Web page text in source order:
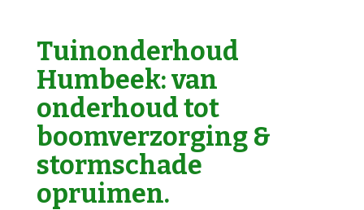
Tuinonderhoud
Humbeek: van
onderhoud tot
boomverzorging &
stormschade
opruimen.